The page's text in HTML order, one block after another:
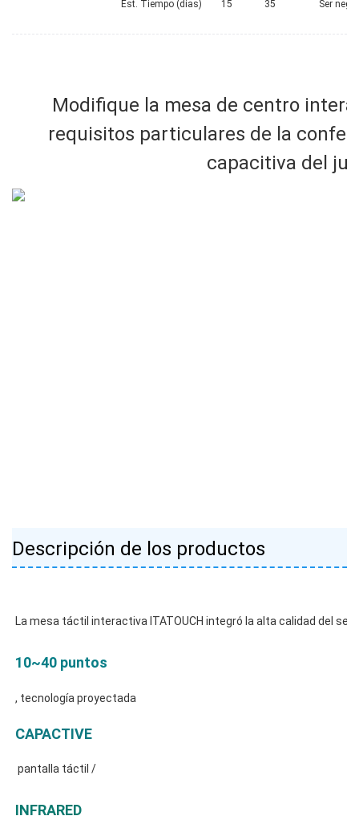
Est. Tiempo (días) 15 35 Ser
Modifique la mesa de centro
requisitos particulares de la
Descripción de los productos